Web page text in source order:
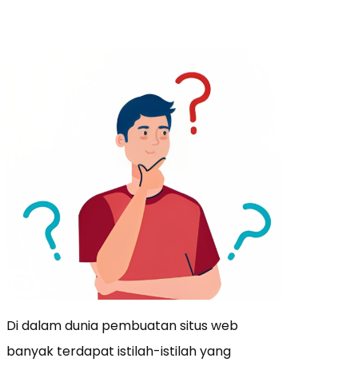
Di dalam dunia pembuatan situs web
banyak terdapat istilah-istilah yang